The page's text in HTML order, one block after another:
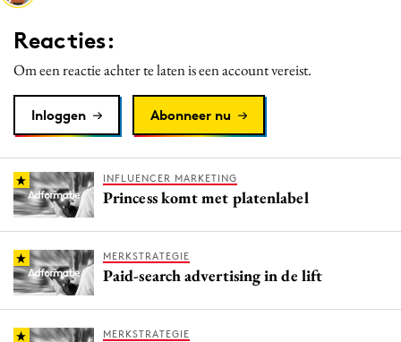
PR
Programmatic
Purpose Marketing
Reputatie & crisis
Reacties:
Om een reactie achter te laten is een account vereist.
Inloggen Abonneer nu
INFLUENCER MARKETING
Princess komt met platenlabel
MERKSTRATEGIE
Paid-search advertising in de lift
MERKSTRATEGIE